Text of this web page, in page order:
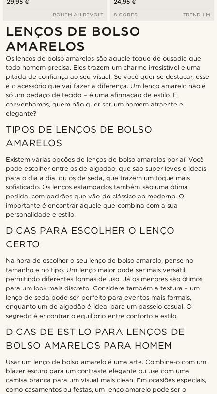
29,95 €
BOHEMIAN REVOLT
24,95 €
8 CORES TRENDHIM
LENÇOS DE BOLSO
AMARELOS
Os lenços de bolso amarelos são aquele toque de ousadia que
todo homem precisa. Eles trazem um charme irresistível e uma
pitada de confiança ao seu visual. Se você quer se destacar, esse
é o acessório que vai fazer a diferença. Um lenço amarelo não é
só um pedaço de tecido – é uma afirmação de estilo. E,
convenhamos, quem não quer ser um homem atraente e
elegante?
TIPOS DE LENÇOS DE BOLSO
AMARELOS
Existem várias opções de lenços de bolso amarelos por aí. Você
pode escolher entre os de algodão, que são super leves e ideais
para o dia a dia, ou os de seda, que trazem um toque mais
sofisticado. Os lenços estampados também são uma ótima
pedida, com padrões que vão do clássico ao moderno. O
importante é encontrar aquele que combina com a sua
personalidade e estilo.
DICAS PARA ESCOLHER O LENÇO
CERTO
Na hora de escolher o seu lenço de bolso amarelo, pense no
tamanho e no tipo. Um lenço maior pode ser mais versátil,
permitindo diferentes formas de uso. Já os menores são ótimos
para um look mais discreto. Considere também a textura – um
lenço de seda pode ser perfeito para eventos mais formais,
enquanto um de algodão é ideal para um passeio casual. O
segredo é encontrar o equilíbrio entre conforto e estilo.
DICAS DE ESTILO PARA LENÇOS DE
BOLSO AMARELOS PARA HOMEM
Usar um lenço de bolso amarelo é uma arte. Combine-o com um
blazer escuro para um contraste elegante ou use com uma
camisa branca para um visual mais clean. Em ocasiões especiais,
como casamentos ou festas, um lenço amarelo pode ser o